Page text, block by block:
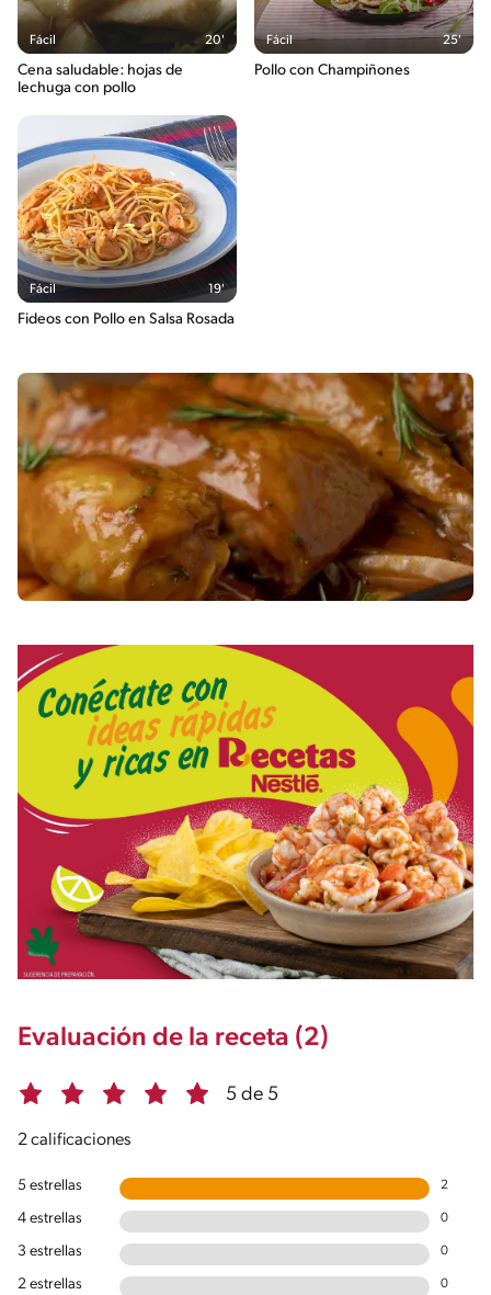
Fácil 20'
Cena saludable: hojas de
lechuga con pollo
Fácil 25'
Pollo con Champiñones
Fácil 19'
Fideos con Pollo en Salsa Rosada
Evaluación de la receta (2)
5 de 5
2 calificaciones
5 estrellas 2
4 estrellas 0
3 estrellas 0
2 estrellas 0